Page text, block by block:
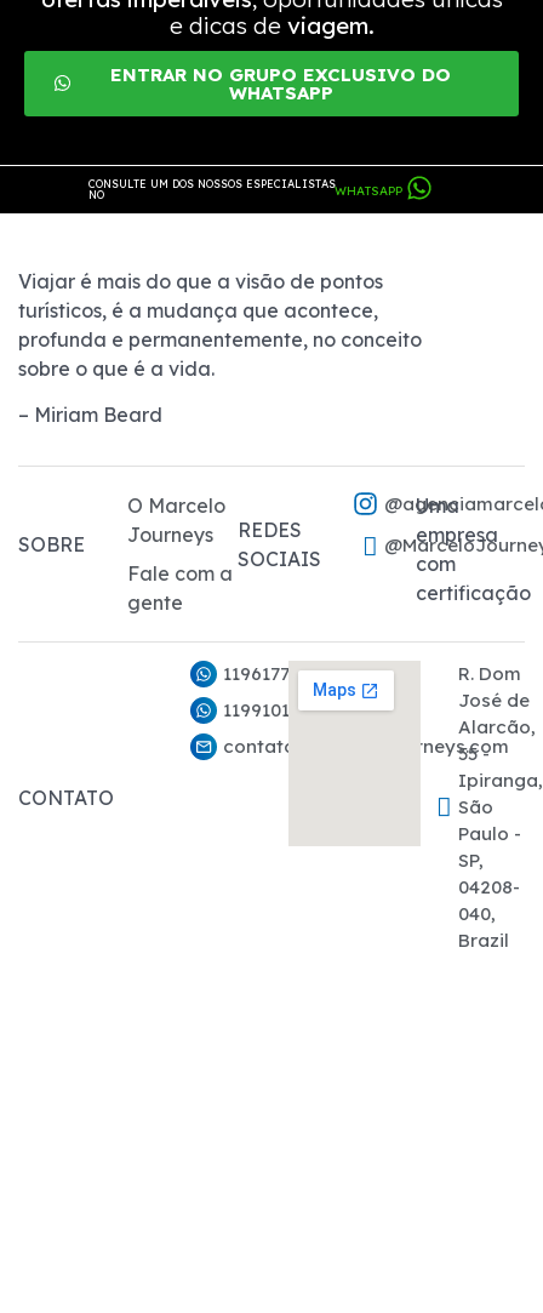
e dicas de viagem.
ENTRAR NO GRUPO EXCLUSIVO DO
WHATSAPP
CONSULTE UM DOS NOSSOS ESPECIALISTAS
NO
WHATSAPP
Viajar é mais do que a visão de pontos
turísticos, é a mudança que acontece,
profunda e permanentemente, no conceito
sobre o que é a vida.
– Miriam Beard
SOBRE
O Marcelo
Journeys
Fale com a
gente
REDES
SOCIAIS
Uma
empresa
com
certificação
CONTATO
11961776282
11991011927
contato@marcelojourneys.com
R. Dom
José de
Alarcão,
55 -
Ipiranga,
São
Paulo -
SP,
04208-
040,
Brazil